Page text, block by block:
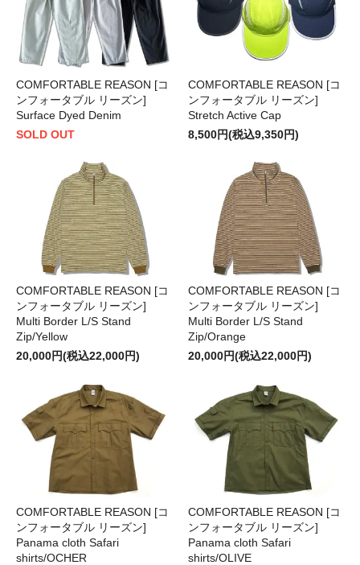
COMFORTABLE REASON [コ
ンフォータブル リーズン]
Surface Dyed Denim
SOLD OUT
COMFORTABLE REASON [コ
ンフォータブル リーズン]
Stretch Active Cap
8,500円(税込9,350円)
COMFORTABLE REASON [コ
ンフォータブル リーズン]
Multi Border L/S Stand
Zip/Yellow
20,000円(税込22,000円)
COMFORTABLE REASON [コ
ンフォータブル リーズン]
Multi Border L/S Stand
Zip/Orange
20,000円(税込22,000円)
COMFORTABLE REASON [コ
ンフォータブル リーズン]
Panama cloth Safari
shirts/OCHER
COMFORTABLE REASON [コ
ンフォータブル リーズン]
Panama cloth Safari
shirts/OLIVE